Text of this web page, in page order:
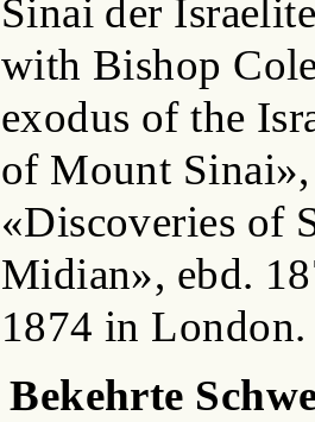
Sinai der
with Bishop
exodus of the
of Mount
«Discoveries of
Midian», ebd.
1874 in
Bekehrte